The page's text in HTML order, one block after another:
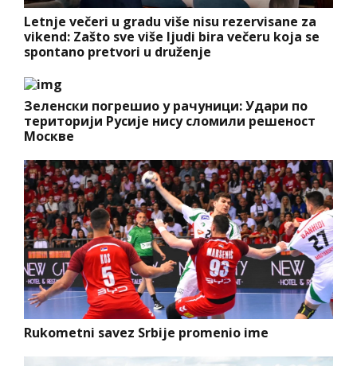
Letnje večeri u gradu više nisu rezervisane za
vikend: Zašto sve više ljudi bira večeru koja se
spontano pretvori u druženje
Зеленски погрешио у рачуници: Удари по
територији Русије нису сломили решеност
Москве
Rukometni savez Srbije promenio ime